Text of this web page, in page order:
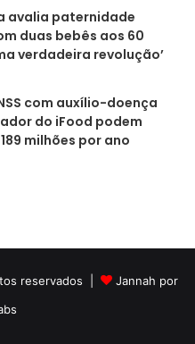
avalia paternidade
duas bebês aos 60
verdadeira revolução’
com auxílio-doença
do iFood podem
milhões por ano
reservados |
Jannah por